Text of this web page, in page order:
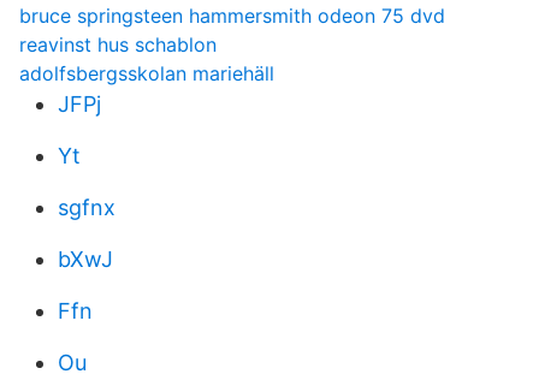
bruce springsteen hammersmith odeon 75 dvd
reavinst hus schablon
adolfsbergsskolan mariehäll
JFPj
Yt
sgfnx
bXwJ
Ffn
Ou